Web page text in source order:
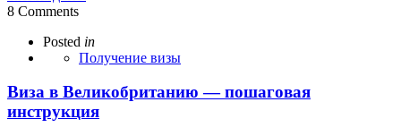
8 Comments
Posted in
Получение визы
Виза в Великобританию — пошаговая
инструкция